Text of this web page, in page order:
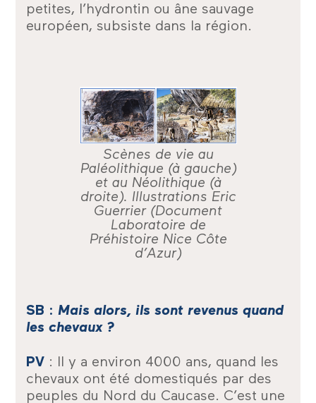
petites, l’hydrontin ou âne sauvage
européen, subsiste dans la région.
Scènes de vie au
Paléolithique (à gauche)
et au Néolithique (à
droite). Illustrations Eric
Guerrier (Document
Laboratoire de
Préhistoire Nice Côte
d’Azur)
SB : Mais alors, ils sont revenus quand
les chevaux ?
PV : Il y a environ 4000 ans, quand les
chevaux ont été domestiqués par des
peuples du Nord du Caucase. C’est une